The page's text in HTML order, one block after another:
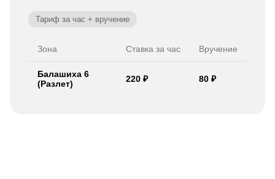
Тариф за час + вручение
Зона Ставка за час Вручение
Балашиха 6
(Разлет)
220 ₽ 80 ₽